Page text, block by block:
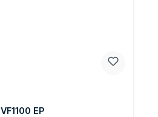
VF1100 EP